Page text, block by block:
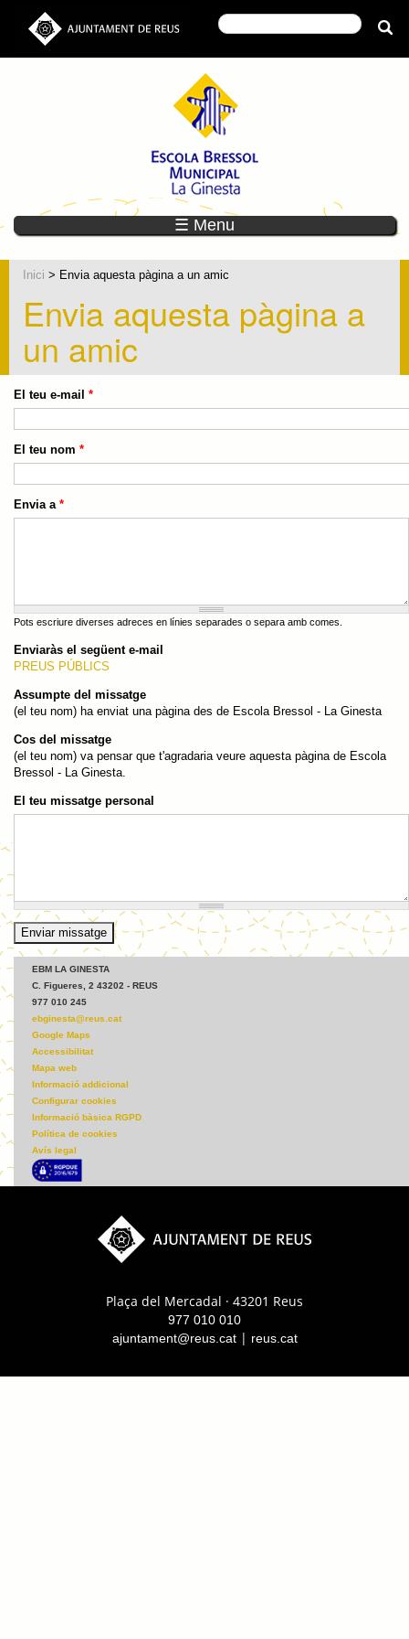
☰ Menu
Inici > Envia aquesta pàgina a un amic
Envia aquesta pàgina a
un amic
El teu e-mail *
El teu nom *
Envia a *
Pots escriure diverses adreces en línies separades o separa amb comes.
Enviaràs el següent e-mail
PREUS PÚBLICS
Assumpte del missatge
(el teu nom) ha enviat una pàgina des de Escola Bressol - La Ginesta
Cos del missatge
(el teu nom) va pensar que t'agradaria veure aquesta pàgina de Escola
Bressol - La Ginesta.
El teu missatge personal
EBM LA GINESTA
C. Figueres, 2 43202 - REUS
977 010 245
ebginesta@reus.cat
Google Maps
Accessibilitat
Mapa web
Informació addicional
Configurar cookies
Informació bàsica RGPD
Política de cookies
Avís legal
Plaça del Mercadal · 43201 Reus
977 010 010
ajuntament@reus.cat| reus.cat